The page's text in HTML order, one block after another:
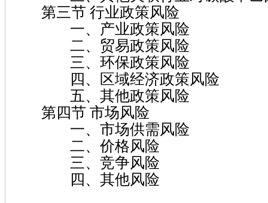
第三节 行业政策风险
一、产业政策风险
二、贸易政策风险
三、环保政策风险
四、区域经济政策风险
五、其他政策风险
第四节 市场风险
一、市场供需风险
二、价格风险
三、竞争风险
四、其他风险